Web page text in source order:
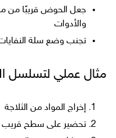
جعل الحوض قريبًا من
والأدوات
تجنب وضع سلة
مثال عملي لتسلسل
إخراج المواد من الثلاجة
تحضير على سطح قريب